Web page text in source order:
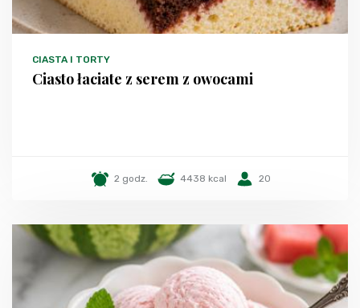
CIASTA I TORTY
Ciasto łaciate z serem z owocami
2 godz. 4438 kcal 20